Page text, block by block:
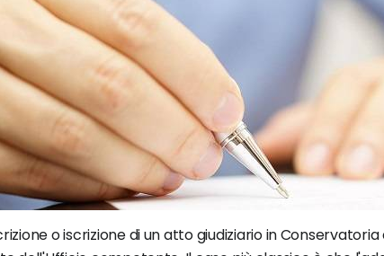
o iscrizione di un atto giudiziario in